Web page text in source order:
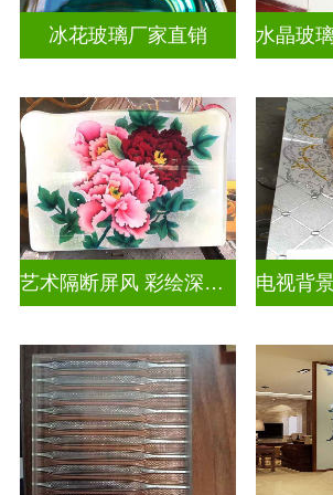
冰花玻璃厂家直销
艺术隔断屏风 彩绘深雕浮雕玻璃